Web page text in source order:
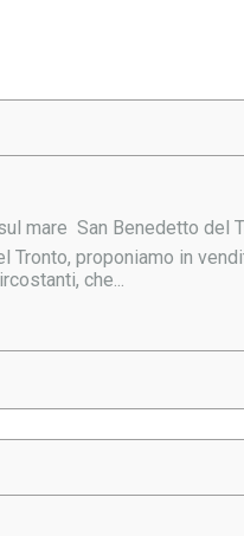
mare  San Benedetto
proponiamo in
che...